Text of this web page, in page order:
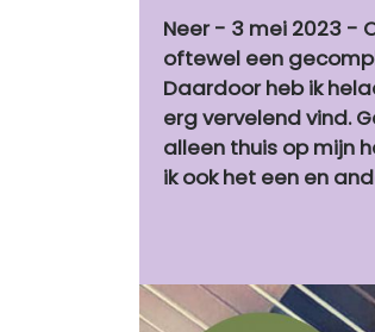
Neer - 3 mei 2023 -
oftewel een
Daardoor heb ik
erg vervelend vind.
alleen thuis op mijn
ik ook het een en